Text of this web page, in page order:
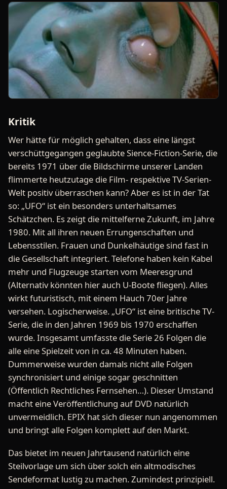
Kritik
Wer hätte für möglich gehalten, dass eine längst
verschüttgegangen geglaubte Sience-Fiction-Serie, die
bereits 1971 über die Bildschirme unserer Landen
flimmerte heutzutage die Film- respektive TV-Serien-
Welt positiv überraschen kann? Aber es ist in der Tat
so: „UFO“ ist ein besonders unterhaltsames
Schätzchen. Es zeigt die mittelferne Zukunft, im Jahre
1980. Mit all ihren neuen Errungenschaften und
Lebensstilen. Frauen und Dunkelhäutige sind fast in
die Gesellschaft integriert. Telefone haben kein Kabel
mehr und Flugzeuge starten vom Meeresgrund
(Alternativ könnten hier auch U-Boote fliegen). Alles
wirkt futuristisch, mit einem Hauch 70er Jahre
versehen. Logischerweise. „UFO“ ist eine britische TV-
Serie, die in den Jahren 1969 bis 1970 erschaffen
wurde. Insgesamt umfasste die Serie 26 Folgen die
alle eine Spielzeit von in ca. 48 Minuten haben.
Dummerweise wurden damals nicht alle Folgen
synchronisiert und einige sogar geschnitten
(Öffentlich Rechtliches Fernsehen…). Dieser Umstand
macht eine Veröffentlichung auf DVD natürlich
unvermeidlich. EPIX hat sich dieser nun angenommen
und bringt alle Folgen komplett auf den Markt.
Das bietet im neuen Jahrtausend natürlich eine
Steilvorlage um sich über solch ein altmodisches
Sendeformat lustig zu machen. Zumindest prinzipiell.